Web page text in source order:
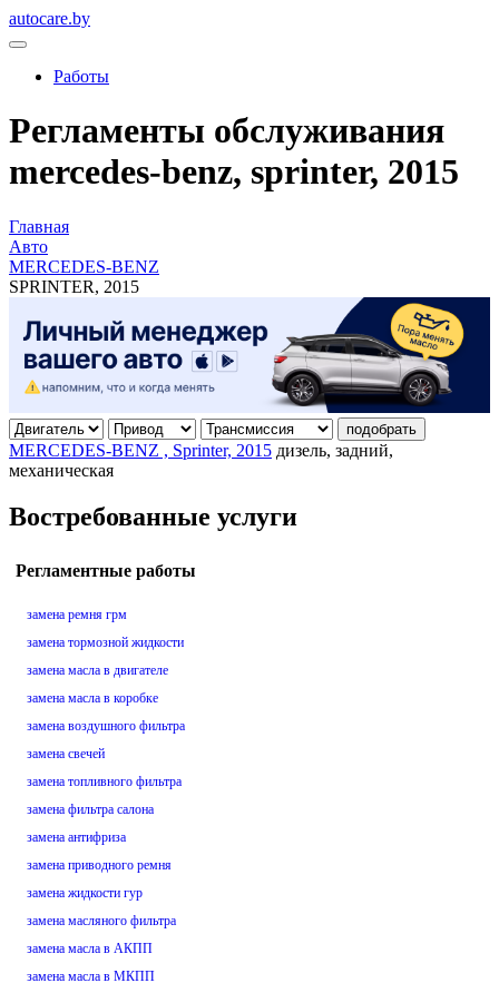
autocare.by
Работы
Регламенты обслуживания
mercedes-benz, sprinter, 2015
Главная
Авто
MERCEDES-BENZ
SPRINTER, 2015
подобрать
MERCEDES-BENZ , Sprinter, 2015 дизель, задний,
механическая
Востребованные услуги
Регламентные работы
замена ремня грм
замена тормозной жидкости
замена масла в двигателе
замена масла в коробке
замена воздушного фильтра
замена свечей
замена топливного фильтра
замена фильтра салона
замена антифриза
замена приводного ремня
замена жидкости гур
замена масляного фильтра
замена масла в АКПП
замена масла в МКПП